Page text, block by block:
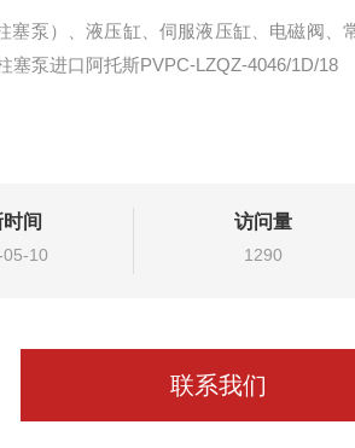
塞泵）、液压缸、伺服液压缸、电磁阀、
塞泵进口阿托斯PVPC-LZQZ-4046/1D/18
间
10
访问量
1290
联系我们